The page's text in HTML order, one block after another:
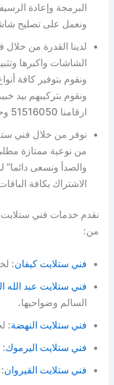
البرمجة وإعادة
ونعمل على تصليح
لدينا القدرة من
الشاشات واكبرها
ونقوم بتوفير كافة
ونقوم بتركيبهم بيد
ارقامنا 51516050 وحتى بوقت متأخر من الليل.
نوفر من خلال فني
من نوعية ممتازة
والصدأ ونسعى دائما”
الاشتراك بكافة
نقدم خدمات فني
من:
فني ستلايت كيفان:
فني ستلايت عبد الله
السالم وضواحيها.
فني ستلايت النهضة:
فني ستلايت اليرموك:
فني ستلايت القيروان